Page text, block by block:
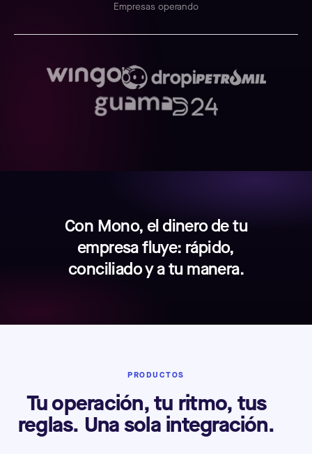
Empresas operando
Con Mono, el dinero de tu
empresa fluye: rápido,
conciliado y a tu manera.
PRODUCTOS
Tu operación, tu ritmo, tus
reglas. Una sola integración.